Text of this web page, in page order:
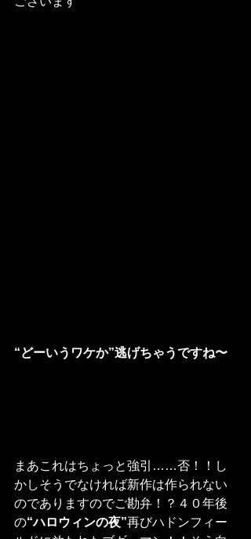
“どーいうワケか”逃げちゃうですね〜
まあこれはちょっと強引……否！！し
かしそうでなければ新作は作られない
のでありますのでご勘弁！？４０年後
の“ハロウィンの夜”再びハドンフィー